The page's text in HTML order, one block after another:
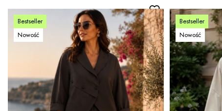
Bestseller
Nowość
Bestseller
Nowość